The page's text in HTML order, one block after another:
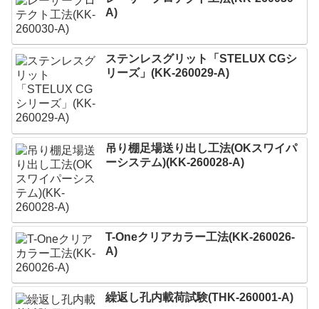
A)
ステンレスグリット「STELUX CGシ
リーズ」(KK-260029-A)
吊り棚足場送り出し工法(OKスワイパ
ーシステム)(KK-260028-A)
T-Oneクリアカラー工法(KK-260026-
A)
繰返し孔内載荷試験(THK-260001-A)